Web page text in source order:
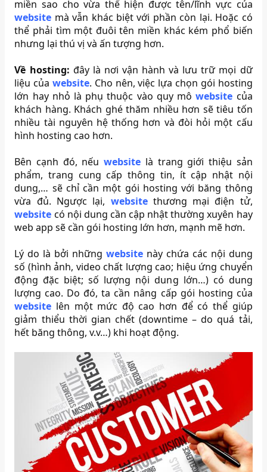
miền sao cho vừa thể hiện được tên/lĩnh vực của
website mà vẫn khác biệt với phần còn lại. Hoặc có
thể phải tìm một đuôi tên miền khác kém phổ biến
nhưng lại thú vị và ấn tượng hơn.
Về hosting: đây là nơi vận hành và lưu trữ mọi dữ
liệu củawebsite. Cho nên, việc lựa chọn gói hosting
lớn hay nhỏ là phụ thuộc vào quy môwebsite của
khách hàng. Khách ghé thăm nhiều hơn sẽ tiêu tốn
nhiều tài nguyên hệ thống hơn và đòi hỏi một cấu
hình hosting cao hơn.
Bên cạnh đó, nếuwebsite là trang giới thiệu sản
phẩm, trang cung cấp thông tin, ít cập nhật nội
dung,… sẽ chỉ cần một gói hosting với băng thông
vừa đủ. Ngược lại, websitethương mại điện tử,
website có nội dung cần cập nhật thường xuyên hay
web app sẽ cần gói hosting lớn hơn, mạnh mẽ hơn.
Lý do là bởi những website này chứa các nội dung
số (hình ảnh, video chất lượng cao; hiệu ứng chuyển
động đặc biệt; số lượng nội dung lớn…) có dung
lượng cao. Do đó, ta cần nâng cấp gói hosting của
website lên một mức độ cao hơn để có thể giúp
giảm thiểu thời gian chết (downtime – do quá tải,
hết băng thông, v.v…) khi hoạt động.